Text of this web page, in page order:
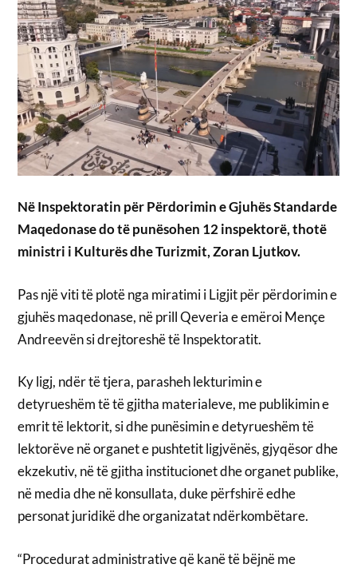
Në Inspektoratin për Përdorimin e Gjuhës Standarde
Maqedonase do të punësohen 12 inspektorë, thotë
ministri i Kulturës dhe Turizmit, Zoran Ljutkov.
Pas një viti të plotë nga miratimi i Ligjit për përdorimin e
gjuhës maqedonase, në prill Qeveria e emëroi Mençe
Andreevën si drejtoreshë të Inspektoratit.
Ky ligj, ndër të tjera, parasheh lekturimin e
detyrueshëm të të gjitha materialeve, me publikimin e
emrit të lektorit, si dhe punësimin e detyrueshëm të
lektorëve në organet e pushtetit ligjvënës, gjyqësor dhe
ekzekutiv, në të gjitha institucionet dhe organet publike,
në media dhe në konsullata, duke përfshirë edhe
personat juridikë dhe organizatat ndërkombëtare.
“Procedurat administrative që kanë të bëjnë me